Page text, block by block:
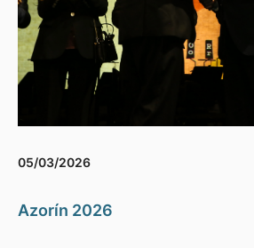
05/03/2026
Azorín 2026